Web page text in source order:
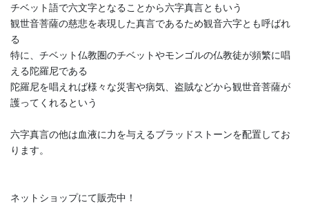
チベット語で六文字となることから六字真言ともいう
観世音菩薩の慈悲を表現した真言であるため観音六字とも呼ばれ
る
特に、チベット仏教圏のチベットやモンゴルの仏教徒が頻繁に唱
える陀羅尼である
陀羅尼を唱えれば様々な災害や病気、盗賊などから観世音菩薩が
護ってくれるという
六字真言の他は血液に力を与えるブラッドストーンを配置してお
ります。
ネットショップにて販売中！
2020年5月
2020年4月
2020年3月
カテゴリー
blog
ネットショップ